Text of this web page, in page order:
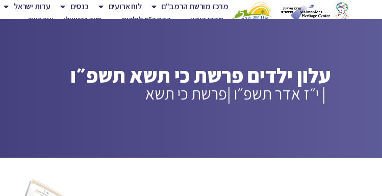
מרכז מורשת הרמב"ם לוח ארועים כנסים עדות ישראל
מרכז הידע
הרמב"ם לילדים סיור וירטואלי צור קשר
עלון ילדים פרשת כי תשא תשפ״ו
| י״ז אדר תשפ״ו |פרשת כי תשא